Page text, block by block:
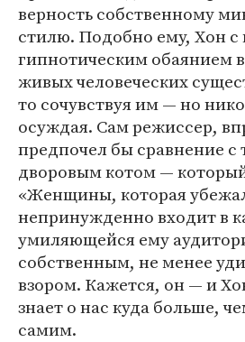
верность собственному
стилю. Подобно ему, Хон с
гипнотическим обаянием
живых человеческих
то сочувствуя им — но
осуждая. Сам режиссер,
предпочел бы сравнение
дворовым котом —
«Женщины, которая
непринужденно входит в
умиляющейся ему
собственным, не менее
взором. Кажется, он — и
знает о нас куда больше,
самим.